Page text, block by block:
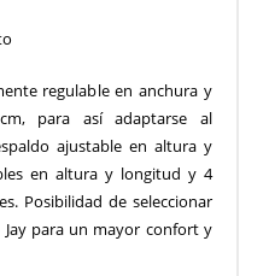
regulable en anchura y
para así adaptarse al
ajustable en altura y
en altura y longitud y 4
Posibilidad de seleccionar
para un mayor confort y